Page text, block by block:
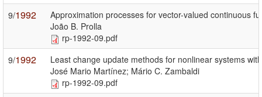
9/1992
Approximation processes for vector-valued continuous
João B. Prolla
rp-1992-09.pdf
9/1992
Least change update methods for nonlinear systems
José Mario Martínez; Mário C. Zambaldi
rp-1992-09.pdf